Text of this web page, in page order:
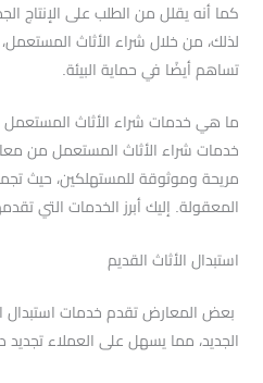
كما أنه يقلل من الطلب على الإنتاج
لذلك، من خلال شراء الأثاث
تساهم أيضًا في حماية البيئة.
ما هي خدمات شراء الأثاث
خدمات شراء الأثاث المستعمل من
مريحة وموثوقة للمستهلكين، حيث
المعقولة. إليك أبرز الخدمات التي
استبدال الأثاث القديم
بعض المعارض تقدم خدمات استبدال
الجديد، مما يسهل على العملاء